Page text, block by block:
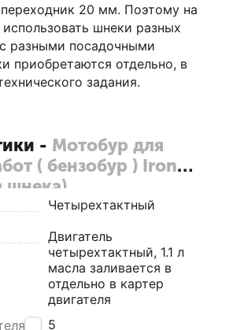
20 мм. Поэтому на
шнеки разных
разными посадочными
приобретаются отдельно, в
задания.
- Мотобур для
( бензобур ) Iron
шнека)
Четырехтактный
Двигатель
четырехтактный, 1.1 л
масла заливается в
отдельно в картер
двигателя
5